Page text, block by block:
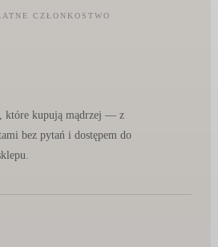
CZŁONKOSTWO
które kupują mądrzej — z
bez pytań i dostępem do